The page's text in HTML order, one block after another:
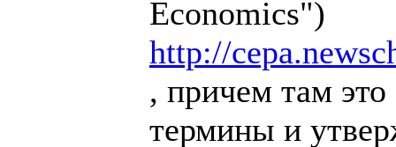
Economics")
http://
, причем там
термины и